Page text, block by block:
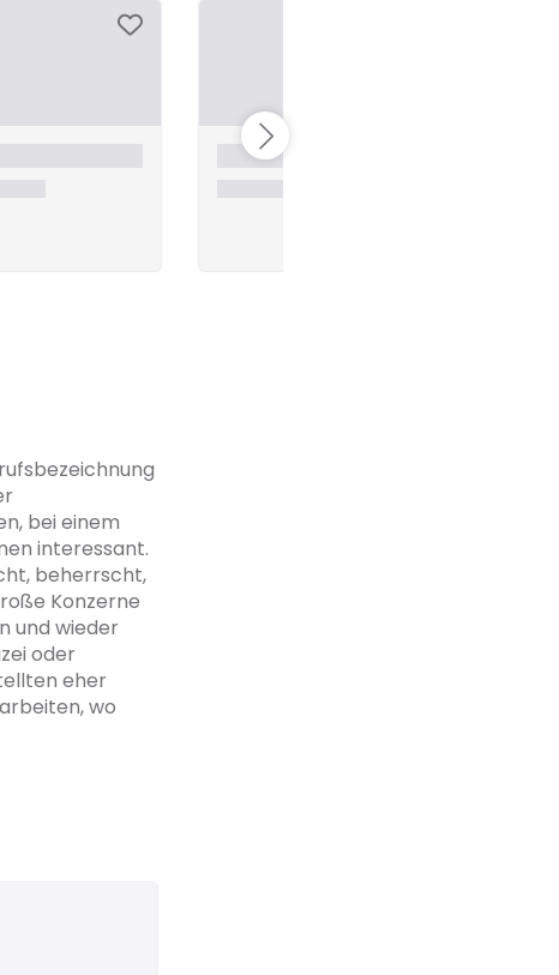
bei einem
interessant.
beherrscht,
Konzerne
und wieder
oder
eher
wo